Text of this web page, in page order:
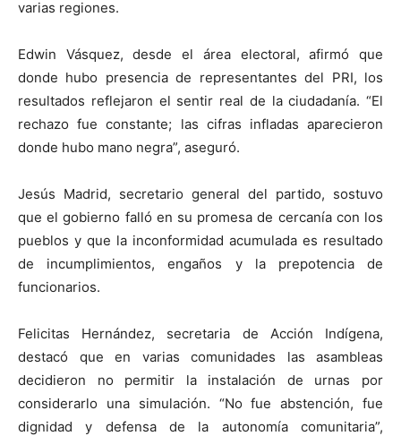
varias regiones.
Edwin Vásquez, desde el área electoral, afirmó que
donde hubo presencia de representantes del PRI, los
resultados reflejaron el sentir real de la ciudadanía. “El
rechazo fue constante; las cifras infladas aparecieron
donde hubo mano negra”, aseguró.
Jesús Madrid, secretario general del partido, sostuvo
que el gobierno falló en su promesa de cercanía con los
pueblos y que la inconformidad acumulada es resultado
de incumplimientos, engaños y la prepotencia de
funcionarios.
Felicitas Hernández, secretaria de Acción Indígena,
destacó que en varias comunidades las asambleas
decidieron no permitir la instalación de urnas por
considerarlo una simulación. “No fue abstención, fue
dignidad y defensa de la autonomía comunitaria”,